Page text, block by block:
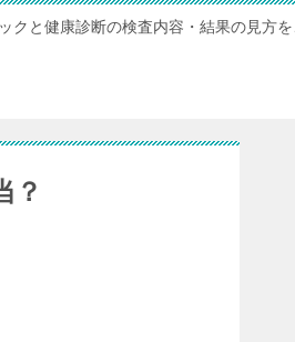
クと健康診断の検査内容・結果の見方
？